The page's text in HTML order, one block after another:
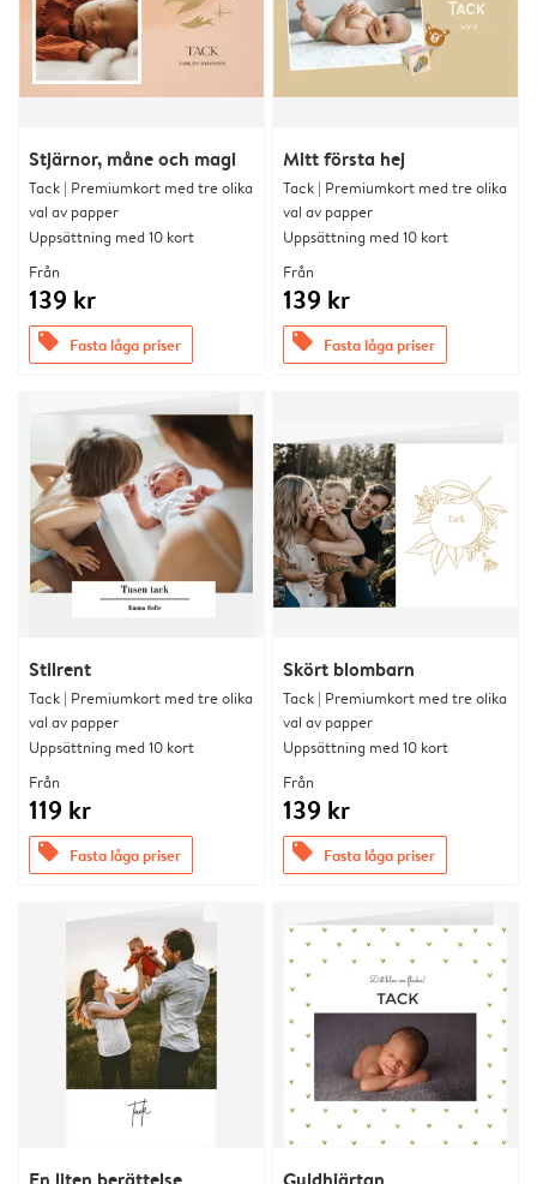
Stjärnor, måne och magi
Tack | Premiumkort med tre olika
val av papper
Uppsättning med 10 kort
Från
139 kr
offers Fasta låga priser
Mitt första hej
Tack | Premiumkort med tre olika
val av papper
Uppsättning med 10 kort
Från
139 kr
offers Fasta låga priser
Stilrent
Tack | Premiumkort med tre olika
val av papper
Uppsättning med 10 kort
Från
119 kr
offers Fasta låga priser
Skört blombarn
Tack | Premiumkort med tre olika
val av papper
Uppsättning med 10 kort
Från
139 kr
offers Fasta låga priser